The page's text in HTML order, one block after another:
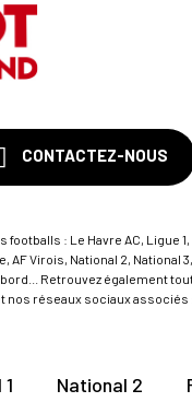
CONTACTEZ-NOUS
: Le Havre AC, Ligue 1,
AF Virois, National 2, National
Retrouvez également
réseaux sociaux associés
National 2